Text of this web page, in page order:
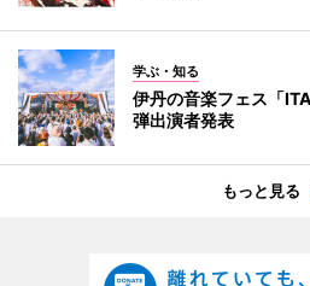
学ぶ・知る
伊丹の音楽フェス「
弾出演者発表
もっと見る